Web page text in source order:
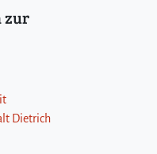
zur
Dietrich